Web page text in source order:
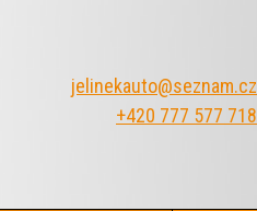
jelinekauto@seznam.cz
+420 777 577 718